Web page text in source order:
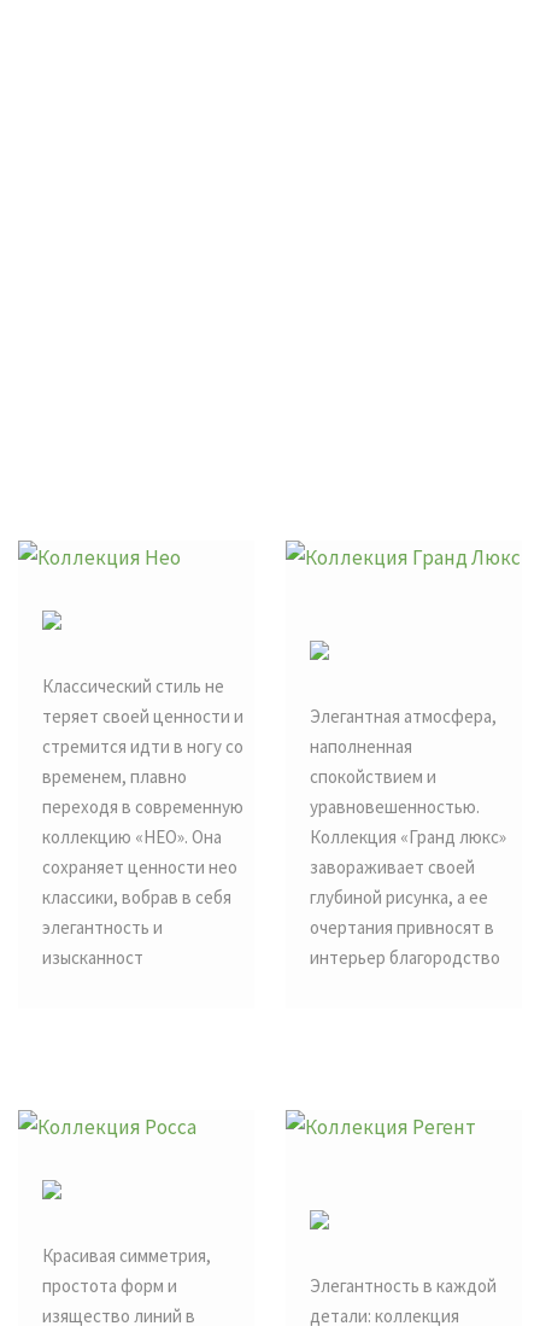
Классический стиль не
теряет своей ценности и
стремится идти в ногу со
временем, плавно
переходя в современную
коллекцию «НЕО». Она
сохраняет ценности нео
классики, вобрав в себя
элегантность и
изысканност
Элегантная атмосфера,
наполненная
спокойствием и
уравновешенностью.
Коллекция «Гранд люкс»
завораживает своей
глубиной рисунка, а ее
очертания привносят в
интерьер благородство
Красивая симметрия,
простота форм и
изящество линий в
Элегантность в каждой
детали: коллекция